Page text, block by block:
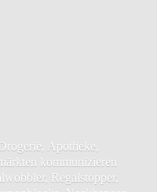
Apotheke,
kommunizieren
Regalstopper,